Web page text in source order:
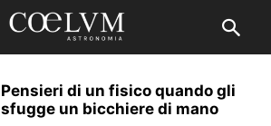
Pensieri di un fisico quando gli
sfugge un bicchiere di mano